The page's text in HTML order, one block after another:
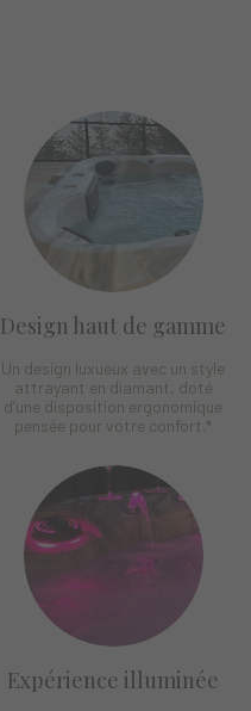
Design haut de gamme
Un design luxueux avec un style
attrayant en diamant, doté
d’une disposition ergonomique
pensée pour votre confort. *
Expérience illuminée